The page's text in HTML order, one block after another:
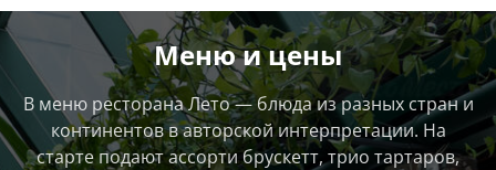
Меню и цены
В меню ресторана Лето — блюда из разных стран и
континентов в авторской интерпретации. На
старте подают ассорти брускетт, трио тартаров,